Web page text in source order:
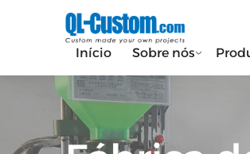
Início Sobre nós